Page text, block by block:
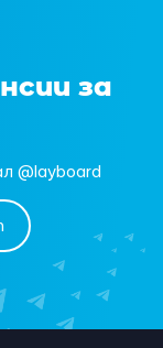
за
@layboard